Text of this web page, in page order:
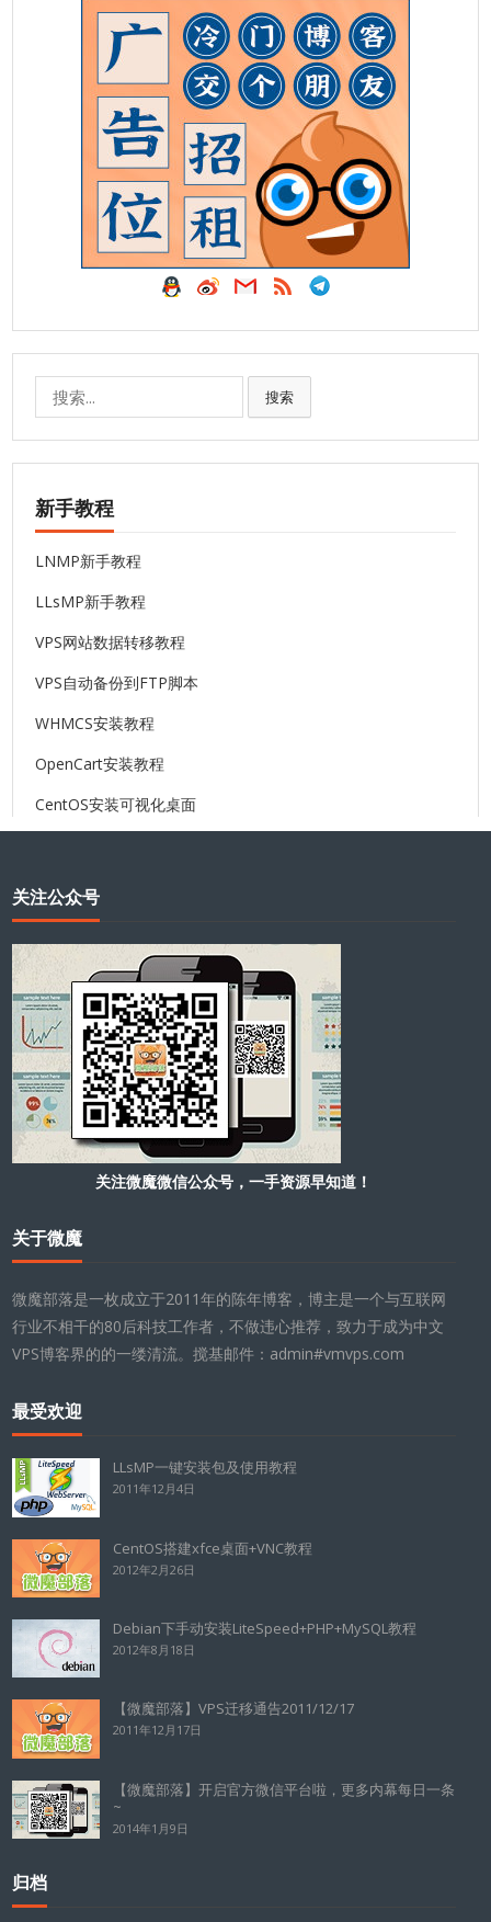
搜索
新手教程
LNMP新手教程
LLsMP新手教程
VPS网站数据转移教程
VPS自动备份到FTP脚本
WHMCS安装教程
OpenCart安装教程
CentOS安装可视化桌面
关注公众号
关注微魔微信公众号，一手资源早知道！
关于微魔
微魔部落是一枚成立于2011年的陈年博客，博主是一个与互联网
行业不相干的80后科技工作者，不做违心推荐，致力于成为中文
VPS博客界的的一缕清流。搅基邮件：admin#vmvps.com
最受欢迎
LLsMP一键安装包及使用教程
2011年12月4日
CentOS搭建xfce桌面+VNC教程
2012年2月26日
Debian下手动安装LiteSpeed+PHP+MySQL教程
2012年8月18日
【微魔部落】VPS迁移通告2011/12/17
2011年12月17日
【微魔部落】开启官方微信平台啦，更多内幕每日一条
~
2014年1月9日
归档